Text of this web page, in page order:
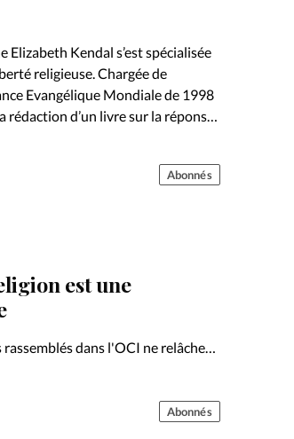
À propos
La rédaction
Elizabeth Kendal s’est spécialisée
religieuse. Chargée de
Evangélique Mondiale de 1998
rédaction d’un livre sur la réponse
Abonnés
est une
dans l'OCI ne relâchent
la diffamation des religions.
qui défend la liberté religieuse, a
Abonnés